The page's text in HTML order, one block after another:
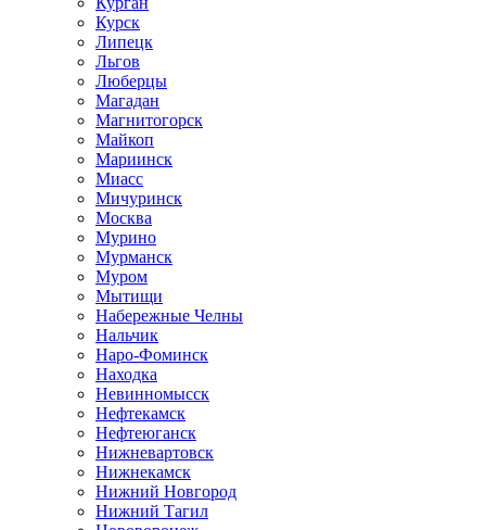
Курск
Липецк
Льгов
Люберцы
Магадан
Магнитогорск
Майкоп
Мариинск
Миасс
Мичуринск
Москва
Мурино
Мурманск
Муром
Мытищи
Набережные Челны
Нальчик
Наро-Фоминск
Находка
Невинномысск
Нефтекамск
Нефтеюганск
Нижневартовск
Нижнекамск
Нижний Новгород
Нижний Тагил